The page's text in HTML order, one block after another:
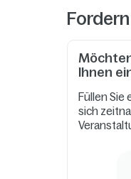
Ihnen
Füllen Sie
sich